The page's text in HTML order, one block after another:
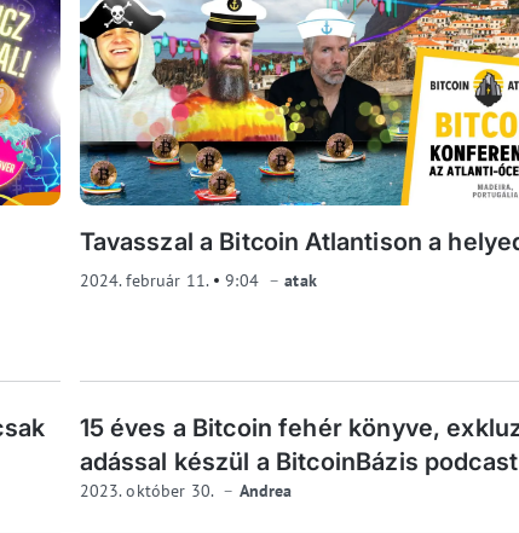
Tavasszal a Bitcoin Atlantison a
2024. február 11. 9:04 atak
15 éves a Bitcoin fehér könyve,
adással készül a BitcoinBázis podcast
2023. október 30. Andrea